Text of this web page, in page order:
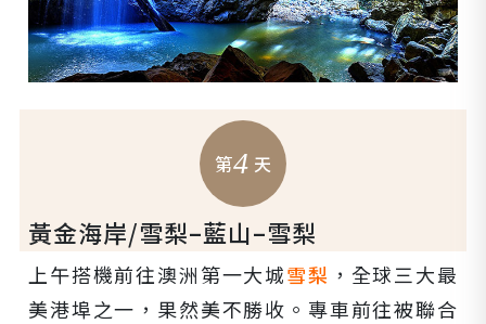
第4 天
黃金海岸/雪梨–藍山–雪梨
上午搭機前往澳洲第一大城雪梨 ，全球三大最
美港埠之一，果然美不勝收。專車前往被聯合